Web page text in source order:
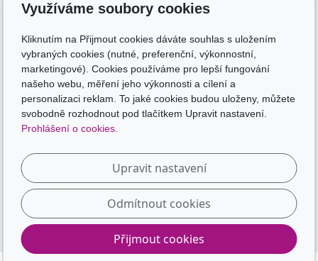
Doprava a platba
Odkazy
skolakamate.cz
skolakamate.online
Sledujte nás
Využíváme soubory cookies
Kliknutím na Přijmout cookies dáváte souhlas s uložením
vybraných cookies (nutné, preferenční, výkonnostní,
marketingové). Cookies používáme pro lepší fungování
našeho webu, měření jeho výkonnosti a cílení a
personalizaci reklam. To jaké cookies budou uloženy, můžete
svobodně rozhodnout pod tlačítkem Upravit nastavení.
Prohlášení o cookies.
Upravit nastavení
Odmítnout cookies
Přijmout cookies